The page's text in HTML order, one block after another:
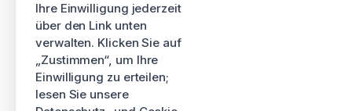
Ihre Einwilligung jederzeit
über den Link unten
verwalten. Klicken Sie auf
„Zustimmen“, um Ihre
Einwilligung zu erteilen;
lesen Sie unsere